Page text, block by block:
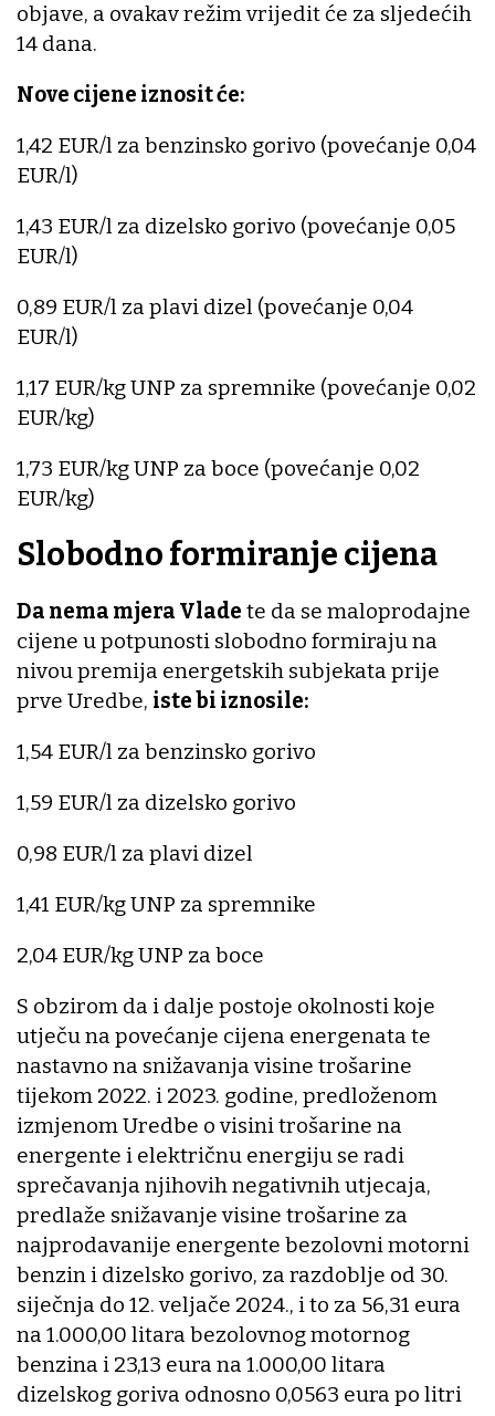
objave, a ovakav režim vrijedit će za sljedećih
14 dana.
Nove cijene iznosit će:
1,42 EUR/l za benzinsko gorivo (povećanje 0,04
EUR/l)
1,43 EUR/l za dizelsko gorivo (povećanje 0,05
EUR/l)
0,89 EUR/l za plavi dizel (povećanje 0,04
EUR/l)
1,17 EUR/kg UNP za spremnike (povećanje 0,02
EUR/kg)
1,73 EUR/kg UNP za boce (povećanje 0,02
EUR/kg)
Slobodno formiranje cijena
Da nema mjera Vlade te da se maloprodajne
cijene u potpunosti slobodno formiraju na
nivou premija energetskih subjekata prije
prve Uredbe, iste bi iznosile:
1,54 EUR/l za benzinsko gorivo
1,59 EUR/l za dizelsko gorivo
0,98 EUR/l za plavi dizel
1,41 EUR/kg UNP za spremnike
2,04 EUR/kg UNP za boce
S obzirom da i dalje postoje okolnosti koje
utječu na povećanje cijena energenata te
nastavno na snižavanja visine trošarine
tijekom 2022. i 2023. godine, predloženom
izmjenom Uredbe o visini trošarine na
energente i električnu energiju se radi
sprečavanja njihovih negativnih utjecaja,
predlaže snižavanje visine trošarine za
najprodavanije energente bezolovni motorni
benzin i dizelsko gorivo, za razdoblje od 30.
siječnja do 12. veljače 2024., i to za 56,31 eura
na 1.000,00 litara bezolovnog motornog
benzina i 23,13 eura na 1.000,00 litara
dizelskog goriva odnosno 0,0563 eura po litri